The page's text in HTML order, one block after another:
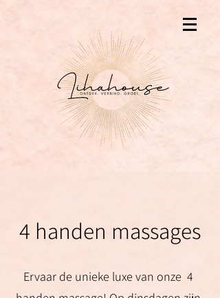
4 handen massages
Ervaar de unieke luxe van onze 4